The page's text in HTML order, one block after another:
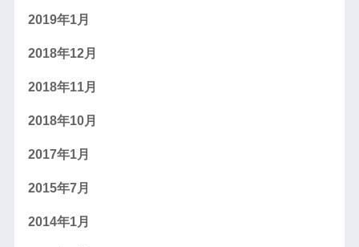
2019年1月
2018年12月
2018年11月
2018年10月
2017年1月
2015年7月
2014年1月